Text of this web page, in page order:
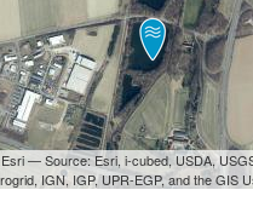
— Source: Esri, i-cubed, USDA,
IGN, IGP, UPR-EGP, and the GIS